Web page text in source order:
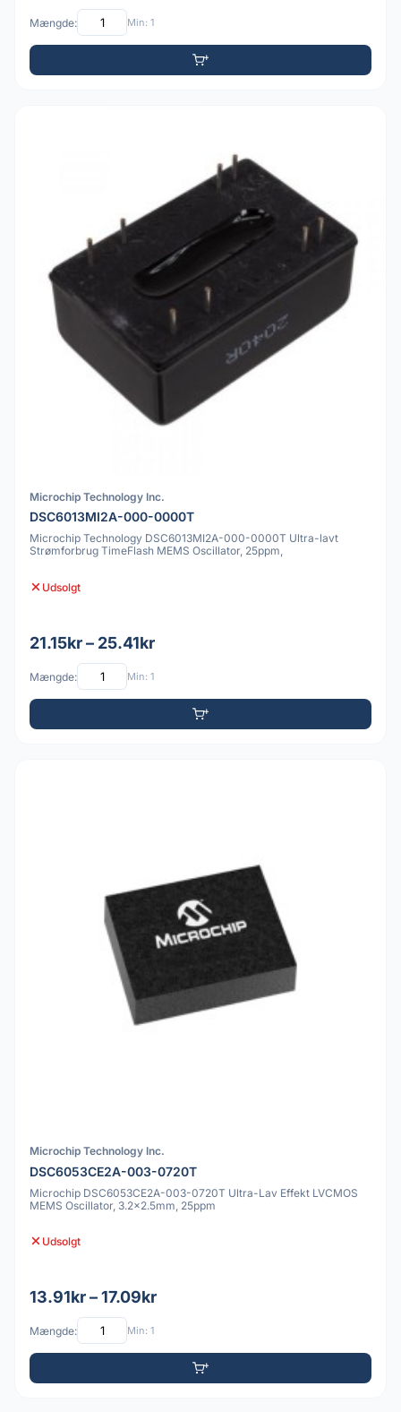
Mængde: Min: 1
Microchip Technology Inc.
DSC6013MI2A-000-0000T
Microchip Technology DSC6013MI2A-000-0000T Ultra-lavt
Strømforbrug TimeFlash MEMS Oscillator, 25ppm,
Udsolgt
21.15kr – 25.41kr
Mængde: Min: 1
Microchip Technology Inc.
DSC6053CE2A-003-0720T
Microchip DSC6053CE2A-003-0720T Ultra-Lav Effekt LVCMOS
MEMS Oscillator, 3.2x2.5mm, 25ppm
Udsolgt
13.91kr – 17.09kr
Mængde: Min: 1